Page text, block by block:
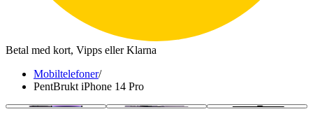
Betal med kort, Vipps eller Klarna
Mobiltelefoner/
PentBrukt iPhone 14 Pro